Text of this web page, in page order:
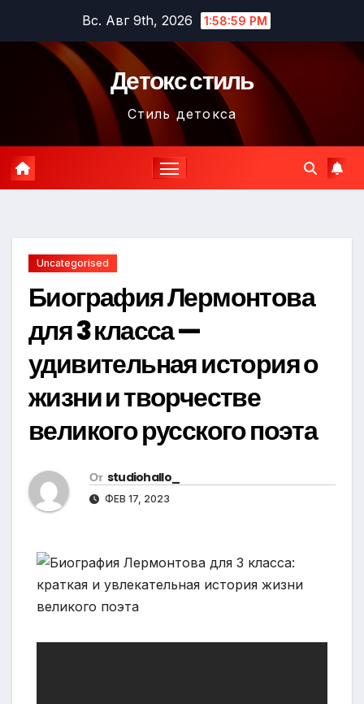
содержимому
Вс. Авг 9th, 2026 1:59:00 PM
Детокс стиль
Стиль детокса
Uncategorised
Биография Лермонтова
для 3 класса —
удивительная история о
жизни и творчестве
великого русского поэта
От studiohallo_
ФЕВ 17, 2023